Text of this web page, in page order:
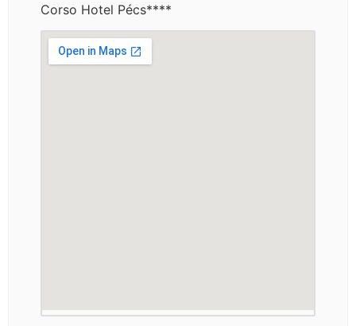
Corso Hotel Pécs****